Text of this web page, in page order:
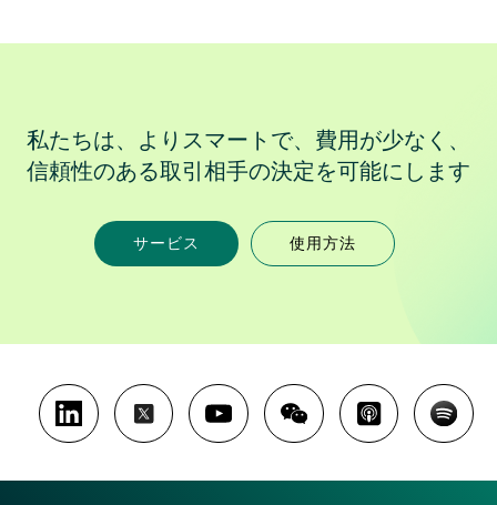
私たちは、よりスマートで、費用が少なく、
信頼性のある取引相手の決定を可能にします
サービス 使用方法